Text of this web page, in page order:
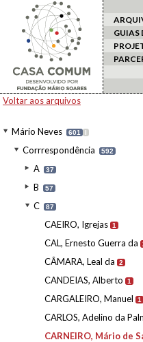
GUIAS
Voltar aos arquivos
Mário Neves 601 I
Corrrespondência 592
A 37
B 57
C 87
CAEIRO, Igrejas 1
CAL, Ernesto Guerra da
CÂMARA, Leal da 2
CANDEIAS, Alberto 1
CARGALEIRO, Manuel 1
CARLOS, Adelino da
CARNEIRO, Mário de